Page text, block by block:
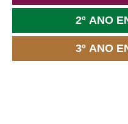
2º ANO
3º ANO